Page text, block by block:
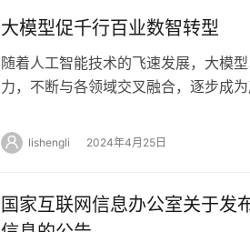
大模型促千行百业数智转型
随着人工智能技术的飞速发展，大模
力，不断与各领域交叉融合，逐步成
lishengli 2024年4月25日
国家互联网信息办公室关于发